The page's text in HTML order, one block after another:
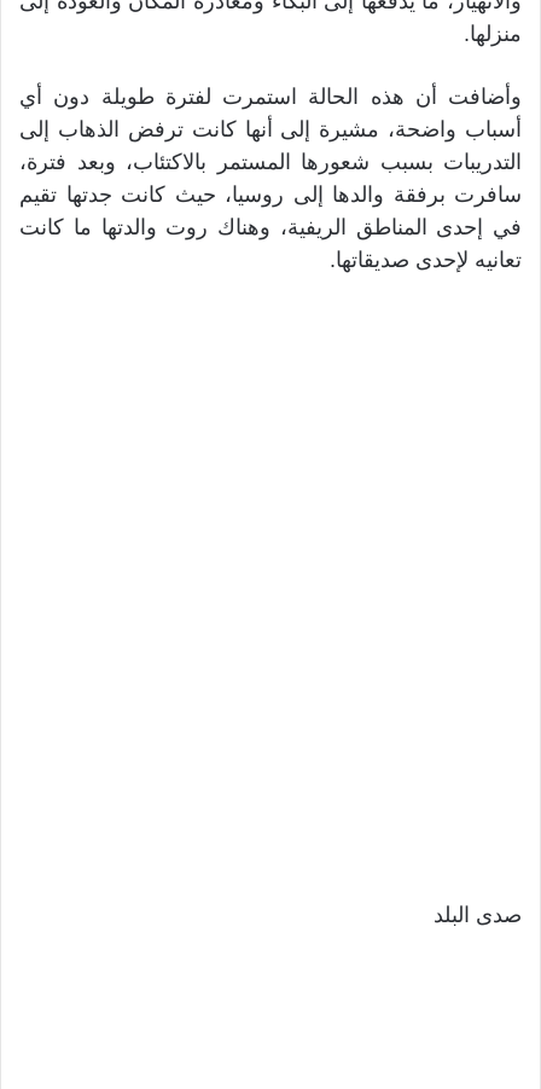
منزلها.
وأضافت أن هذه الحالة استمرت لفترة طويلة دون أي
أسباب واضحة، مشيرة إلى أنها كانت ترفض الذهاب إلى
التدريبات بسبب شعورها المستمر بالاكتئاب، وبعد فترة،
سافرت برفقة والدها إلى روسيا، حيث كانت جدتها تقيم
في إحدى المناطق الريفية، وهناك روت والدتها ما كانت
تعانيه لإحدى صديقاتها.
صدى البلد